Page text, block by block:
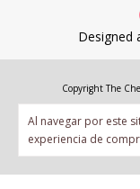
Al navegar por este
experiencia de
Designed
Copyright The